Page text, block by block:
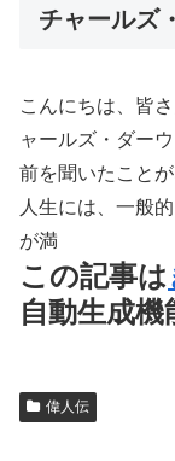
チャールズ
こんにちは、皆
ャールズ・ダー
前を聞いたこと
人生には、一般
が満
この記事は
自動生成
偉人伝